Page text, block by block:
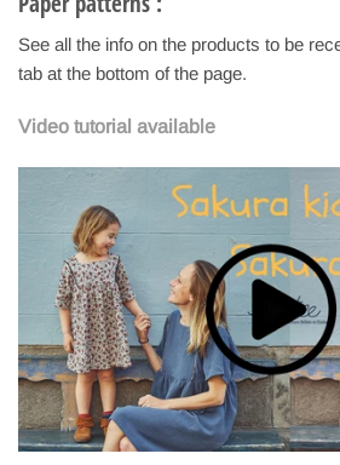
See all the info on the products to be
tab at the bottom of the page.
Video tutorial available